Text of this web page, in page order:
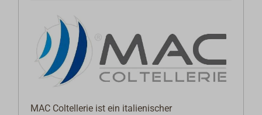
MAC Coltellerie ist ein italienischer